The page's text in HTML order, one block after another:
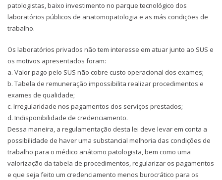
patologistas, baixo investimento no parque tecnológico dos
laboratórios públicos de anatomopatologia e as más condições de
trabalho.
Os laboratórios privados não tem interesse em atuar junto ao SUS e
os motivos apresentados foram:
a. Valor pago pelo SUS não cobre custo operacional dos exames;
b. Tabela de remuneração impossibilita realizar procedimentos e
exames de qualidade;
c. Irregularidade nos pagamentos dos serviços prestados;
d. Indisponibilidade de credenciamento.
Dessa maneira, a regulamentação desta lei deve levar em conta a
possibilidade de haver uma substancial melhoria das condições de
trabalho para o médico anátomo patologista, bem como uma
valorização da tabela de procedimentos, regularizar os pagamentos
e que seja feito um credenciamento menos burocrático para os